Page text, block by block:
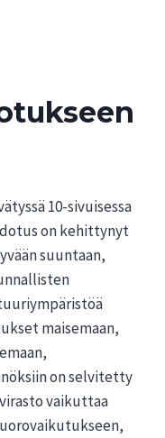
10-sivuisessa
on kehittynyt
suuntaan,
maisemaan,
on selvitetty
vaikuttaa